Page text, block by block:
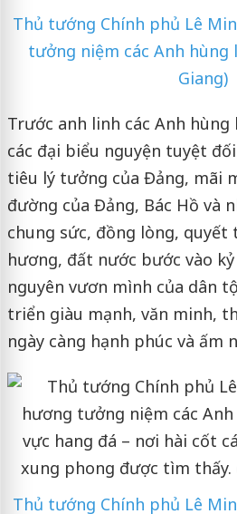
Thủ tướng Chính phủ Lê
tưởng niệm các Anh hùng
Giang)
Trước anh linh các Anh
các đại biểu nguyện tuyệt
tiêu lý tưởng của Đảng, mãi
đường của Đảng, Bác Hồ và
chung sức, đồng lòng, quyết
hương, đất nước bước vào
nguyên vươn mình của dân
triển giàu mạnh, văn minh,
ngày càng hạnh phúc và ấm
Thủ tướng Chính phủ Lê